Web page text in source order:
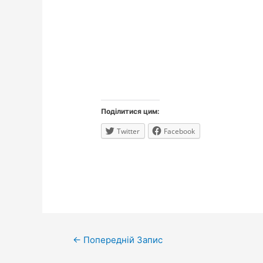
Поділитися цим:
Twitter Facebook
Навігація
← Попередній Запис